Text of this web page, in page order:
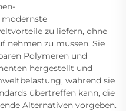
modernste
zu liefern, ohne
nehmen zu müssen. Sie
Polymeren und
hergestellt und
während sie
übertreffen kann, die
Alternativen vorgeben.